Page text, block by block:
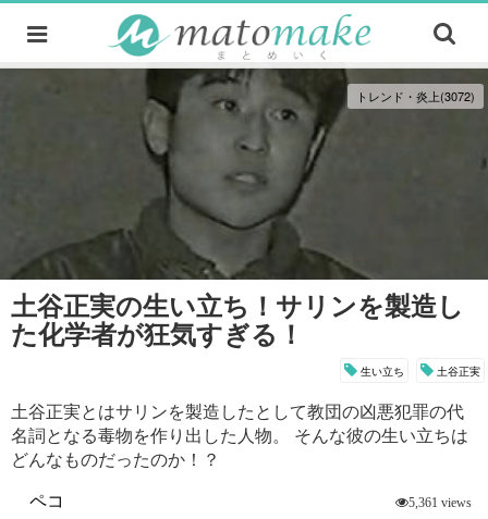
トレンド・炎上(3072)
土谷正実の生い立ち！サリンを製造し
た化学者が狂気すぎる！
生い立ち 土谷正実
土谷正実とはサリンを製造したとして教団の凶悪犯罪の代
名詞となる毒物を作り出した人物。 そんな彼の生い立ちは
どんなものだったのか！？
ペコ
5,361 views